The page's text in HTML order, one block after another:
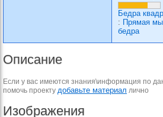
Бедра
: Прямая
бедра
Описание
Если у вас имеются знания\информация по
помочь проекту добавьте материал лично
Изображения